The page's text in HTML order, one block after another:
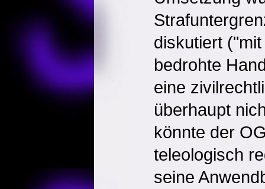
diskutiert
bedrohte
eine
überhaupt
könnte der
teleologisch
seine